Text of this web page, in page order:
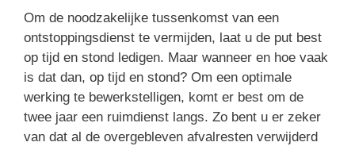
Om de noodzakelijke tussenkomst van een
ontstoppingsdienst te vermijden, laat u de put best
op tijd en stond ledigen. Maar wanneer en hoe vaak
is dat dan, op tijd en stond? Om een optimale
werking te bewerkstelligen, komt er best om de
twee jaar een ruimdienst langs. Zo bent u er zeker
van dat al de overgebleven afvalresten verwijderd